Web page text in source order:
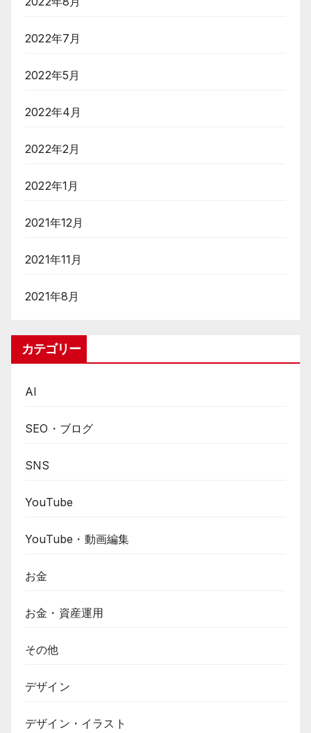
2022年7月
2022年5月
2022年4月
2022年2月
2022年1月
2021年12月
2021年11月
2021年8月
カテゴリー
AI
SEO・ブログ
SNS
YouTube
YouTube・動画編集
お金
お金・資産運用
その他
デザイン
デザイン・イラスト